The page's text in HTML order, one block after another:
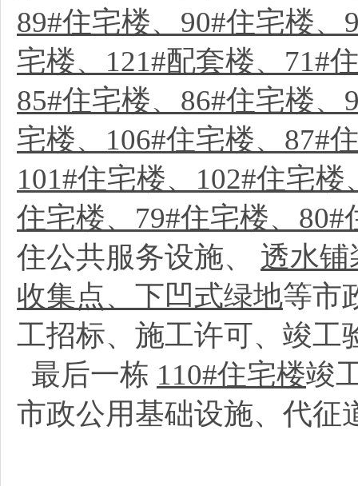
89#住宅楼、90#住宅楼、
宅楼、121#配套楼、71#
85#住宅楼、86#住宅楼、
宅楼、106#住宅楼、87#
101#住宅楼、102#住宅
住宅楼、79#住宅楼、80#
住公共服务设施、 透水铺
收集点、下凹式绿地等市
工招标、施工许可、竣工
最后一栋 110#住宅楼竣
市政公用基础设施、代征